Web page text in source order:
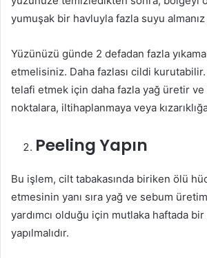
yumuşak bir havluyla fazla suyu
Yüzünüzü günde 2 defadan fazla
etmelisiniz. Daha fazlası cildi
telafi etmek için daha fazla yağ üretir ve
noktalara, iltihaplanmaya veya
Peeling Yapın
Bu işlem, cilt tabakasında biriken ölü
etmesinin yanı sıra yağ ve sebum
yardımcı olduğu için mutlaka haftada
yapılmalıdır.